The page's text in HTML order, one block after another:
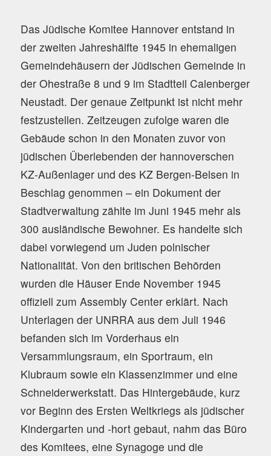
Das Jüdische Komitee Hannover entstand in
der zweiten Jahreshälfte 1945 in ehemaligen
Gemeindehäusern der Jüdischen Gemeinde in
der Ohestraße 8 und 9 im Stadtteil Calenberger
Neustadt. Der genaue Zeitpunkt ist nicht mehr
festzustellen. Zeitzeugen zufolge waren die
Gebäude schon in den Monaten zuvor von
jüdischen Überlebenden der hannoverschen
KZ-Außenlager und des KZ Bergen-Belsen in
Beschlag genommen – ein Dokument der
Stadtverwaltung zählte im Juni 1945 mehr als
300 ausländische Bewohner. Es handelte sich
dabei vorwiegend um Juden polnischer
Nationalität. Von den britischen Behörden
wurden die Häuser Ende November 1945
offiziell zum Assembly Center erklärt. Nach
Unterlagen der UNRRA aus dem Juli 1946
befanden sich im Vorderhaus ein
Versammlungsraum, ein Sportraum, ein
Klubraum sowie ein Klassenzimmer und eine
Schneiderwerkstatt. Das Hintergebäude, kurz
vor Beginn des Ersten Weltkriegs als jüdischer
Kindergarten und -hort gebaut, nahm das Büro
des Komitees, eine Synagoge und die